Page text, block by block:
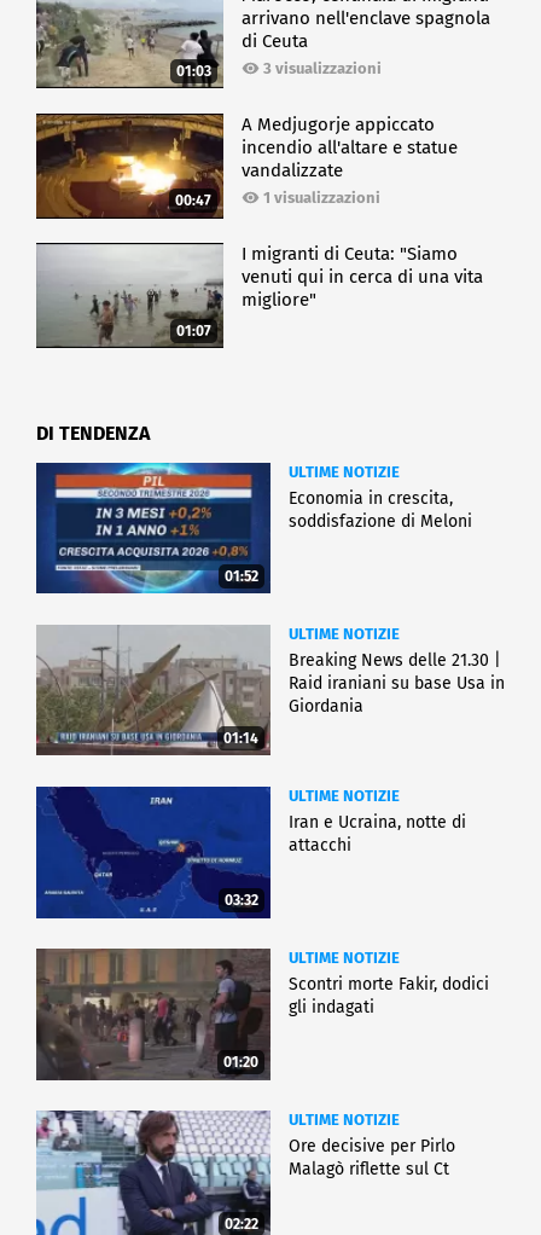
01:03
arrivano nell'enclave spagnola
di Ceuta
3 visualizzazioni
00:47
A Medjugorje appiccato
incendio all'altare e statue
vandalizzate
1 visualizzazioni
01:07
I migranti di Ceuta: "Siamo
venuti qui in cerca di una vita
migliore"
DI TENDENZA
01:52
ULTIME NOTIZIE
Economia in crescita,
soddisfazione di Meloni
01:14
ULTIME NOTIZIE
Breaking News delle 21.30 |
Raid iraniani su base Usa in
Giordania
03:32
ULTIME NOTIZIE
Iran e Ucraina, notte di
attacchi
01:20
ULTIME NOTIZIE
Scontri morte Fakir, dodici
gli indagati
02:22
ULTIME NOTIZIE
Ore decisive per Pirlo
Malagò riflette sul Ct